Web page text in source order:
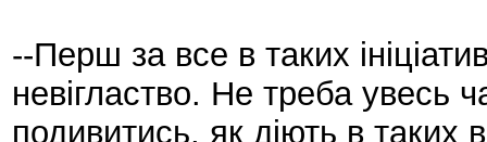
--Перш за все в таких
невігластво. Не треба увесь
подивитись, як діють в таких